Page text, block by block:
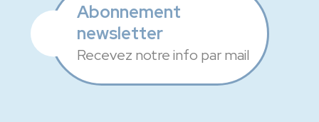
Abonnement
newsletter
Recevez notre info par mail